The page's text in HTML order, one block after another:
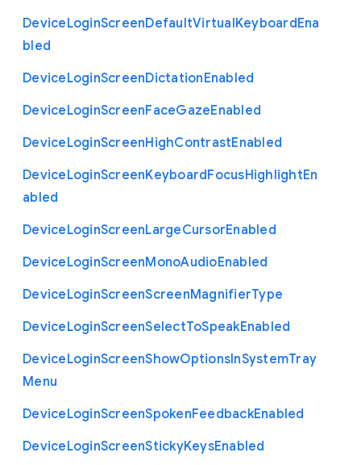
DeviceLoginScreenDefaultVirtualKeyboardEna
bled
DeviceLoginScreenDictationEnabled
DeviceLoginScreenFaceGazeEnabled
DeviceLoginScreenHighContrastEnabled
DeviceLoginScreenKeyboardFocusHighlightEn
abled
DeviceLoginScreenLargeCursorEnabled
DeviceLoginScreenMonoAudioEnabled
DeviceLoginScreenScreenMagnifierType
DeviceLoginScreenSelectToSpeakEnabled
DeviceLoginScreenShowOptionsInSystemTray
Menu
DeviceLoginScreenSpokenFeedbackEnabled
DeviceLoginScreenStickyKeysEnabled